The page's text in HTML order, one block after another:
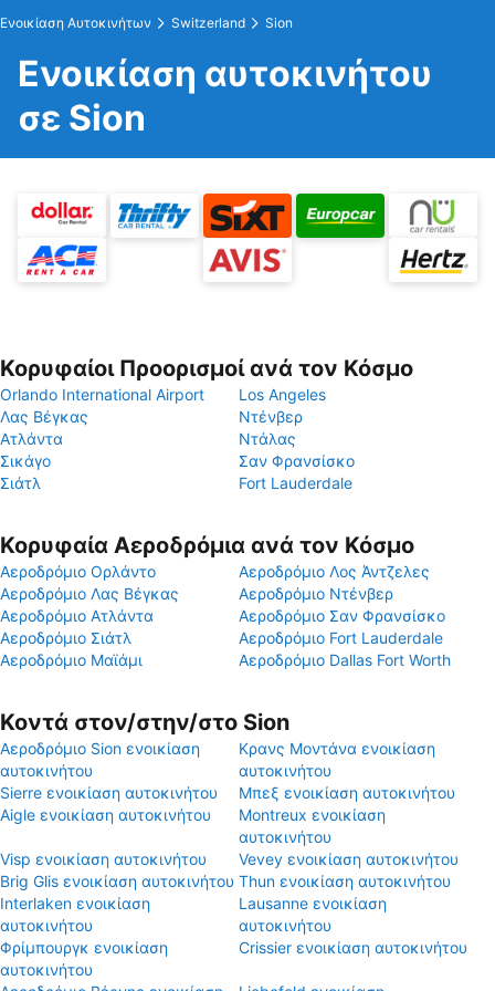
Ενοικίαση Αυτοκινήτων Switzerland Sion
Ενοικίαση αυτοκινήτου
σε Sion
Κορυφαίοι Προορισμοί ανά τον Κόσμο
Orlando International Airport
Los Angeles
Λας Βέγκας
Ντένβερ
Ατλάντα
Ντάλας
Σικάγο
Σαν Φρανσίσκο
Σιάτλ
Fort Lauderdale
Κορυφαία Αεροδρόμια ανά τον Κόσμο
Αεροδρόμιο Ορλάντο
Αεροδρόμιο Λος Άντζελες
Αεροδρόμιο Λας Βέγκας
Αεροδρόμιο Ντένβερ
Αεροδρόμιο Ατλάντα
Αεροδρόμιο Σαν Φρανσίσκο
Αεροδρόμιο Σιάτλ
Αεροδρόμιο Fort Lauderdale
Αεροδρόμιο Μαϊάμι
Αεροδρόμιο Dallas Fort Worth
Κοντά στον/στην/στο Sion
Αεροδρόμιο Sion ενοικίαση
αυτοκινήτου
Κρανς Μοντάνα ενοικίαση
αυτοκινήτου
Sierre ενοικίαση αυτοκινήτου
Μπεξ ενοικίαση αυτοκινήτου
Aigle ενοικίαση αυτοκινήτου
Montreux ενοικίαση
αυτοκινήτου
Visp ενοικίαση αυτοκινήτου
Vevey ενοικίαση αυτοκινήτου
Brig Glis ενοικίαση αυτοκινήτου Thun ενοικίαση αυτοκινήτου
Interlaken ενοικίαση
αυτοκινήτου
Lausanne ενοικίαση
αυτοκινήτου
Φρίμπουργκ ενοικίαση
αυτοκινήτου
Crissier ενοικίαση αυτοκινήτου